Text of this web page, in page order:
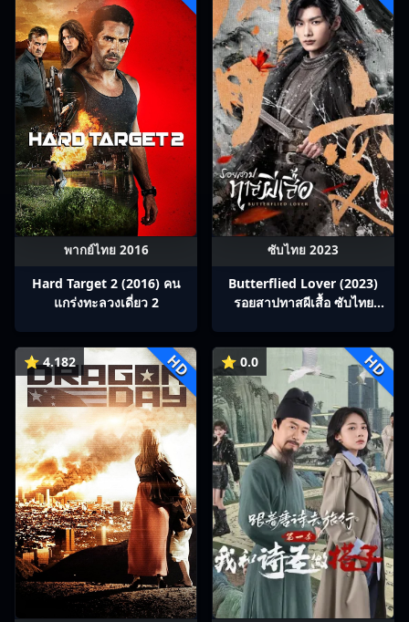
พากย์ไทย 2016
Hard Target 2 (2016) คน
แกร่งทะลวงเดี่ยว 2
ซับไทย 2023
Butterflied Lover (2023)
รอยสาปทาสผีเสื้อ ซับไทย
⭐ 4.182 HD ⭐ 0.0 HD